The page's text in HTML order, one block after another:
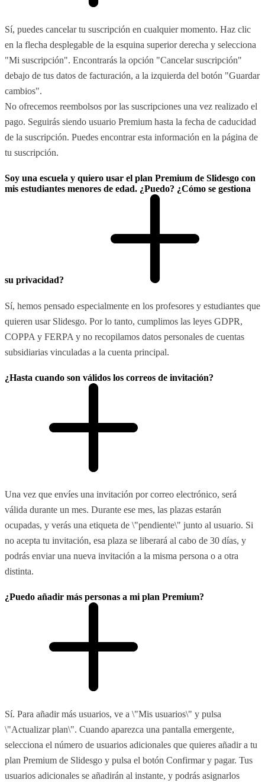
Sí, puedes cancelar tu suscripción en cualquier momento. Haz clic
en la flecha desplegable de la esquina superior derecha y selecciona
"Mi suscripción". Encontrarás la opción "Cancelar suscripción"
debajo de tus datos de facturación, a la izquierda del botón "Guardar
cambios".
No ofrecemos reembolsos por las suscripciones una vez realizado el
pago. Seguirás siendo usuario Premium hasta la fecha de caducidad
de la suscripción. Puedes encontrar esta información en la página de
tu suscripción.
Soy una escuela y quiero usar el plan Premium de Slidesgo con
mis estudiantes menores de edad. ¿Puedo? ¿Cómo se gestiona
su privacidad?
Sí, hemos pensado especialmente en los profesores y estudiantes que
quieren usar Slidesgo. Por lo tanto, cumplimos las leyes GDPR,
COPPA y FERPA y no recopilamos datos personales de cuentas
subsidiarias vinculadas a la cuenta principal.
¿Hasta cuando son válidos los correos de invitación?
Una vez que envíes una invitación por correo electrónico, será
válida durante un mes. Durante ese mes, las plazas estarán
ocupadas, y verás una etiqueta de \"pendiente\" junto al usuario. Si
no acepta tu invitación, esa plaza se liberará al cabo de 30 días, y
podrás enviar una nueva invitación a la misma persona o a otra
distinta.
¿Puedo añadir más personas a mi plan Premium?
Sí. Para añadir más usuarios, ve a \"Mis usuarios\" y pulsa
\"Actualizar plan\". Cuando aparezca una pantalla emergente,
selecciona el número de usuarios adicionales que quieres añadir a tu
plan Premium de Slidesgo y pulsa el botón Confirmar y pagar. Tus
usuarios adicionales se añadirán al instante, y podrás asignarlos